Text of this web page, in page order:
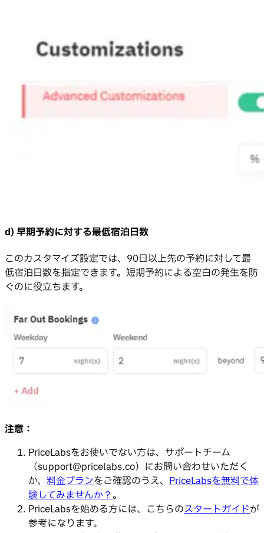
d) 早期予約に対する最低宿泊日数
このカスタマイズ設定では、90日以上先の予約に対して最
低宿泊日数を指定できます。短期予約による空白の発生を防
ぐのに役立ちます。
注意：
PriceLabsをお使いでない方は、サポートチーム
（support@pricelabs.co）にお問い合わせいただく
か、 料金プランをご確認のうえ、 PriceLabsを無料で体
験してみませんか？。
PriceLabsを始める方には、こちらのスタートガイドが
参考になります。